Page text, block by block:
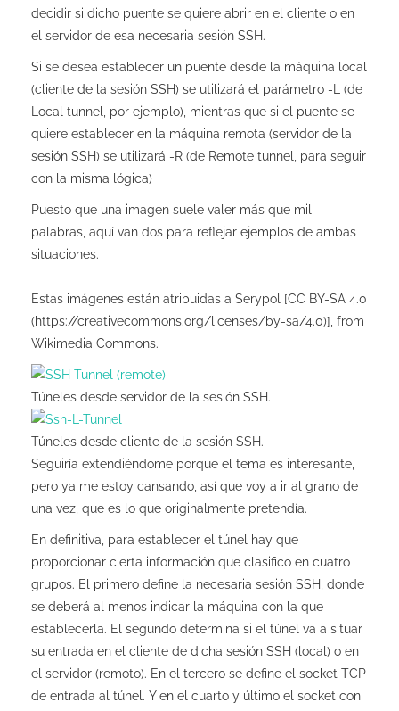
decidir si dicho puente se quiere abrir en el cliente o en
el servidor de esa necesaria sesión SSH.
Si se desea establecer un puente desde la máquina local
(cliente de la sesión SSH) se utilizará el parámetro -L (de
Local tunnel, por ejemplo), mientras que si el puente se
quiere establecer en la máquina remota (servidor de la
sesión SSH) se utilizará -R (de Remote tunnel, para seguir
con la misma lógica)
Puesto que una imagen suele valer más que mil
palabras, aquí van dos para reflejar ejemplos de ambas
situaciones.
Estas imágenes están atribuidas a Serypol [CC BY-SA 4.0
(https://creativecommons.org/licenses/by-sa/4.0)], from
Wikimedia Commons.
Túneles desde servidor de la sesión SSH.
Túneles desde cliente de la sesión SSH.
Seguiría extendiéndome porque el tema es interesante,
pero ya me estoy cansando, así que voy a ir al grano de
una vez, que es lo que originalmente pretendía.
En definitiva, para establecer el túnel hay que
proporcionar cierta información que clasifico en cuatro
grupos. El primero define la necesaria sesión SSH, donde
se deberá al menos indicar la máquina con la que
establecerla. El segundo determina si el túnel va a situar
su entrada en el cliente de dicha sesión SSH (local) o en
el servidor (remoto). En el tercero se define el socket TCP
de entrada al túnel. Y en el cuarto y último el socket con